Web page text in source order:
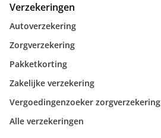
Verzekeringen
Autoverzekering
Zorgverzekering
Pakketkorting
Zakelijke verzekering
Vergoedingenzoeker zorgverzekering
Alle verzekeringen